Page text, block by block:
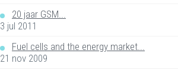
20 jaar GSM...
3 jul 2011
Fuel cells and the energy market...
21 nov 2009